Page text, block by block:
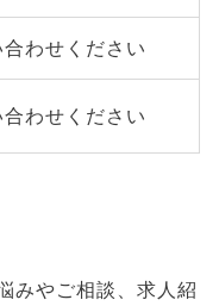
わせください
わせください
みやご相談、求人紹